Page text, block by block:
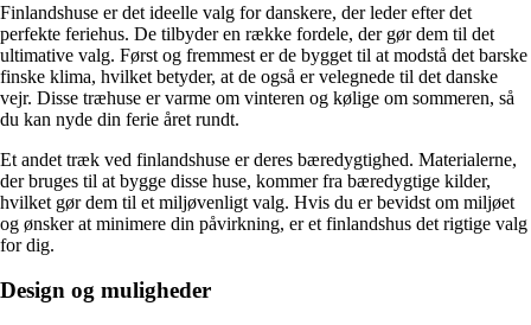
Finlandshuse er det ideelle valg for danskere, der leder efter det
perfekte feriehus. De tilbyder en række fordele, der gør dem til det
ultimative valg. Først og fremmest er de bygget til at modstå det barske
finske klima, hvilket betyder, at de også er velegnede til det danske
vejr. Disse træhuse er varme om vinteren og kølige om sommeren, så
du kan nyde din ferie året rundt.
Et andet træk ved finlandshuse er deres bæredygtighed. Materialerne,
der bruges til at bygge disse huse, kommer fra bæredygtige kilder,
hvilket gør dem til et miljøvenligt valg. Hvis du er bevidst om miljøet
og ønsker at minimere din påvirkning, er et finlandshus det rigtige valg
for dig.
Design og muligheder